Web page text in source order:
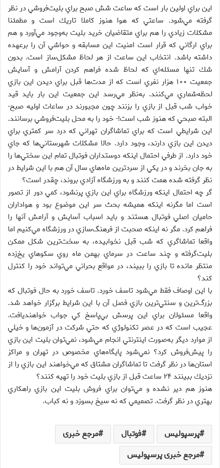
اين براي اولين بار است كه ساعت شش صبح براي بليت‌فروشي در نظر
گرفته مي‌شود. ساعتي كه هوا هنوز كاملا تاريك است و مطمئنا
مشكلات زيادي را هم براي متقاضيان خريد بليت به‌وجود مي‌آورد و هم
براي ارگاني كه قرار است امنيت اين مسابقه و حواشي آن را برعهده
داشته باشد. انتخاب اين ساعت از هر لحاظ مشكل‌ساز است. بدون
شك تنها مسئله‌اي كه لحاظ شده فراهم كردن آرامش و آسايش
جمعيت ۱۰۰ هزار نفري است كه از مدت‌ها قبل براي ديدن اين بازي
لحظه‌شماري مي‌كنند. به‌نظر‌ مي‌رسد اين جمعيت اين بار بايد قيد
خواب شب قبل از بازي را بزنند چون مجبورند در ساعات اوليه صبح-
البته صبحي كه هنوز شب است!- خود را به محل بليت‌فروشي برسانند.
اين شرايطي است كه براي تماشاگران تهراني كه درد سر كمتري براي
ديدن اين بازي دارند، وجود دارد. حالا مشكلات شهرستاني‌ها كه جاي
خود دارد. از طرفي احتمال اينكه دوستداران فوتبال تمام اين سختي‌ها را
به جان بخرند و در يكي از سردترين ماه‌هاي سال آن هم با اين شرايط در
نظر گرفته شده همت كنند و به ورزشگاه آزادي بروند، چقدر است؟
گر چه احتمال اينكه ورزشگاه براي اين بازي پرنشود، كمي دور از تصور
است اما مگرنه اينكه هميشه بحث سر اين موضوع بود و هواداران
حاميان اصلي فوتبال هستند و بايد اسباب آسايش و آرامش آنها را
فراهم كرد. مگر نه اينكه صحبت از فرهنگ‌سازي در ورزشگاه‌ مي‌كنيم اما
واقعا تماشاگري كه شب قبل نخوابيده، به سخت‌ترين شكل ممكن
بليت‌گرفته و چند ساعت در سرماي بهمن ماه روي سكوهاي يخ‌زده
منتظر مانده تا بازي را ببيند، در مواقع بحراني مي‌تواند خود را كنترل
كند؟
با اين اوصاف فقط مي‌شود تاسف خورد. تاسف خورد به حال فوتبال كه
بزرگ‌ترين و سنتي‌ترين بازي فصل آن با اين شرايط برگزار خواهد شد.
واقعا مسئولان براي اين پرسش بي‌پاسخ كي جواب خواهنديافت.
عجيب است كه در عصر تكنولوژي كه حتي شركت در آزمون‌ها و خيلي
از موارد ديگر به‌صورت اينترنتي انجام مي‌شود، نمي‌‌توان بليت‌ اين بازي
را پيش‌فروش كرد؟ نمي‌شود پايگاه‌هاي مخصوص در تهران و مراكز
استان‌ها در نظر گرفت تا تماشاگران مشتاق كه مي‌‌خواهند اين بازي را از
نزديك ببينند ۲۴ ساعت قبل از بازي بليت خود را تهيه كنند؟
هنوز هم دير نشده و مي‌توان براي فروش بليت اين بازي راهكاري
بهتري در نظر گرفت. تصميمي كه نه سيخ بسوزد و نه كباب.
پرسپولیس فوتبال
مرجع خبری
مرجع خبری پرسپولیس